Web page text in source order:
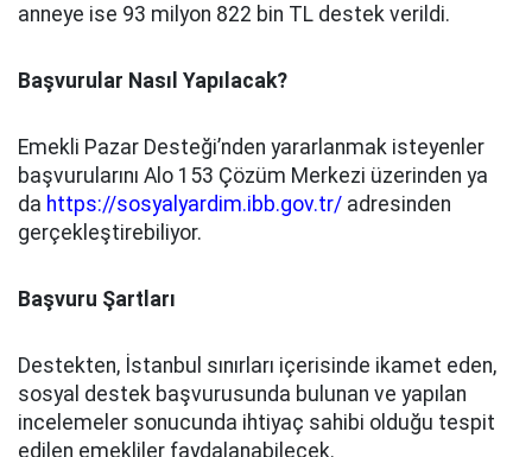
anneye ise 93 milyon 822 bin TL destek verildi.
Başvurular Nasıl Yapılacak?
Emekli Pazar Desteği’nden yararlanmak isteyenler
başvurularını Alo 153 Çözüm Merkezi üzerinden ya
da https://sosyalyardim.ibb.gov.tr/ adresinden
gerçekleştirebiliyor.
Başvuru Şartları
Destekten, İstanbul sınırları içerisinde ikamet eden,
sosyal destek başvurusunda bulunan ve yapılan
incelemeler sonucunda ihtiyaç sahibi olduğu tespit
edilen emekliler faydalanabilecek.